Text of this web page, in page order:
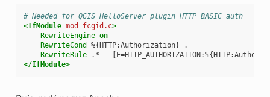
# Needed for QGIS HelloServer plugin HTTP BASIC auth
<IfModule mod_fcgid.c>
RewriteEngine on
RewriteCond
%{HTTP:Authorization}
RewriteRule
.*
-
</IfModule>